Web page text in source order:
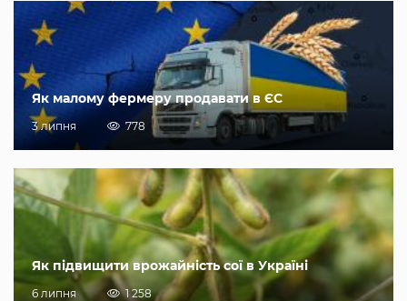
Як малому фермеру продавати в ЄС
3 липня 778
Як підвищити врожайність сої в Україні
6 липня 1 258